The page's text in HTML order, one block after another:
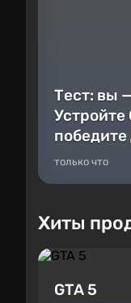
Тест: вы
только что
Хиты
GTA 5